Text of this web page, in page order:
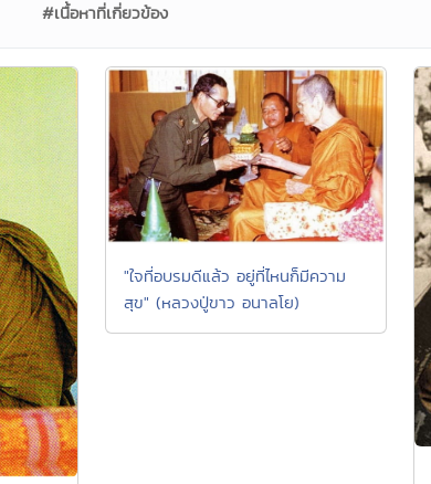
#เนื้อหาที่เกี่ยวข้อง
"ใจที่อบรมดีแล้ว อยู่ที่ไหนก็มีความ
สุข" (หลวงปู่ขาว อนาลโย)